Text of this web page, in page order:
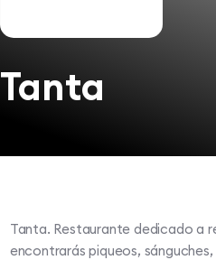
Tanta
Tanta. Restaurante dedicado a
encontrarás piqueos, sánguches,